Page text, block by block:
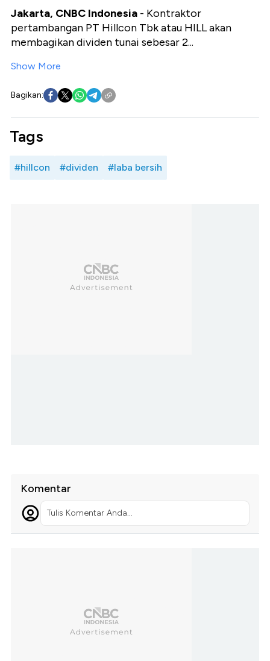
Jakarta, CNBC Indonesia - Kontraktor
pertambangan PT Hillcon Tbk atau HILL akan
membagikan dividen tunai sebesar 2...
Show More
Bagikan:
Tags
#hillcon #dividen #laba bersih
Komentar
Tulis Komentar Anda...